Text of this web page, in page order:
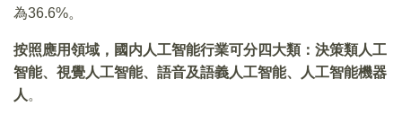
為36.6%。
按照應用領域，國内人工智能行業可分四大類：決策類人工
智能、視覺人工智能、語音及語義人工智能、人工智能機器
人 。